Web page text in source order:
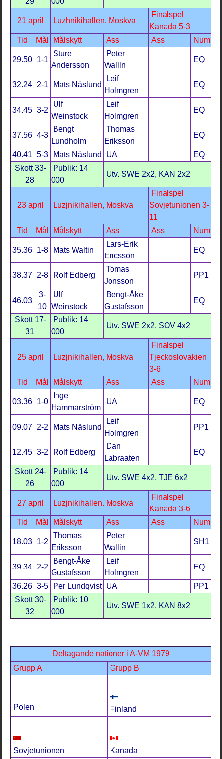
21 april Luzhnikihallen, Moskva
Finalspel
Kanada 5-3
Tid
Mål Målskytt Ass Ass Num
29.50 1-1
Sture
Andersson
Peter
Wallin
EQ
32.24 2-1 Mats Näslund
Leif
Holmgren
EQ
34.45 3-2
Ulf
Weinstock
Leif
Holmgren
EQ
37.56 4-3
Bengt
Lundholm
Thomas
Eriksson
EQ
40.41 5-3 Mats Näslund UA
EQ
Skott 33-
28
Publik: 14
000
Utv. SWE 2x2, KAN 2x2
23 april Luzjnikihallen, Moskva
Finalspel
Sovjetunionen 3-
11
Tid
Mål Målskytt Ass Ass Num
35.36 1-8 Mats Waltin
Lars-Erik
Ericsson
EQ
38.37 2-8 Rolf Edberg
Tomas
Jonsson
PP1
46.03
3-
10
Ulf
Weinstock
Bengt-Åke
Gustafsson
EQ
Skott 17-
31
Publik: 14
000
Utv. SWE 2x2, SOV 4x2
25 april Luzjnikihallen, Moskva
Finalspel
Tjeckoslovakien
3-6
Tid
Mål Målskytt Ass Ass Num
03.36 1-0
Inge
Hammarström
UA EQ
09.07 2-2 Mats Näslund
Leif
Holmgren
PP1
12.45 3-2 Rolf Edberg
Dan
Labraaten
EQ
Skott 24-
26
Publik: 14
000
Utv. SWE 4x2, TJE 6x2
27 april Luzjnikihallen, Moskva
Finalspel
Kanada 3-6
Tid
Mål Målskytt Ass Ass Num
18.03 1-2
Thomas
Eriksson
Peter
Wallin
SH1
39.34 2-2
Bengt-Åke
Gustafsson
Leif
Holmgren
EQ
36.26 3-5 Per Lundqvist UA
PP1
Skott 30-
32
Publik: 10
000
Utv. SWE 1x2, KAN 8x2
Deltagande nationer i A-VM 1979
Grupp A
Grupp B
Polen Finland
Sovjetunionen Kanada